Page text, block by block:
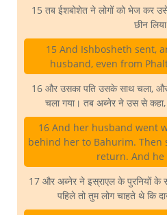
15 तब ईशबोशेत ने लोगों को भेज कर
छीन
15 And Ishbosheth sent,
husband, even from
16 और उसका पति उसके साथ चला,
चला गया। तब अब्नेर ने उस से
16 And her husband went
behind her to Bahurim. Then
return. And
17 और अब्नेर ने इस्राएल के पुरनियों के
पहिले तो तुम लोग चाहते थे कि